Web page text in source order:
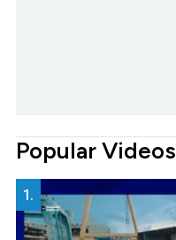
Popular Videos
1.